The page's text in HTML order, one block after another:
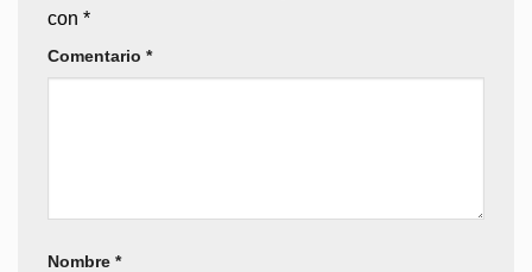
con *
Comentario *
Nombre *